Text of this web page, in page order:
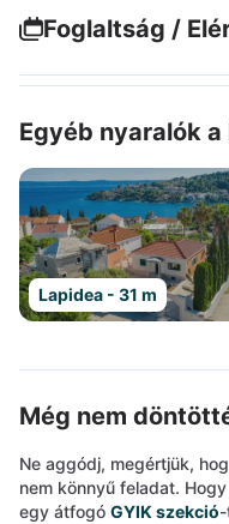
Foglaltság /
Egyéb nyaralók
Lapidea - 31 m
Még nem
Ne aggódj, megértjük,
nem könnyű feladat.
egy átfogó GYIK szekció